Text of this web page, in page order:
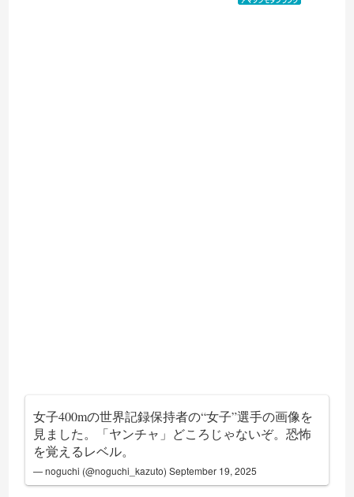
価格：¥100
女子400mの世界記録保持者の“女子”選手の画像を
見ました。「ヤンチャ」どころじゃないぞ。恐怖
を覚えるレベル。
— noguchi (@noguchi_kazuto)September 19, 2025